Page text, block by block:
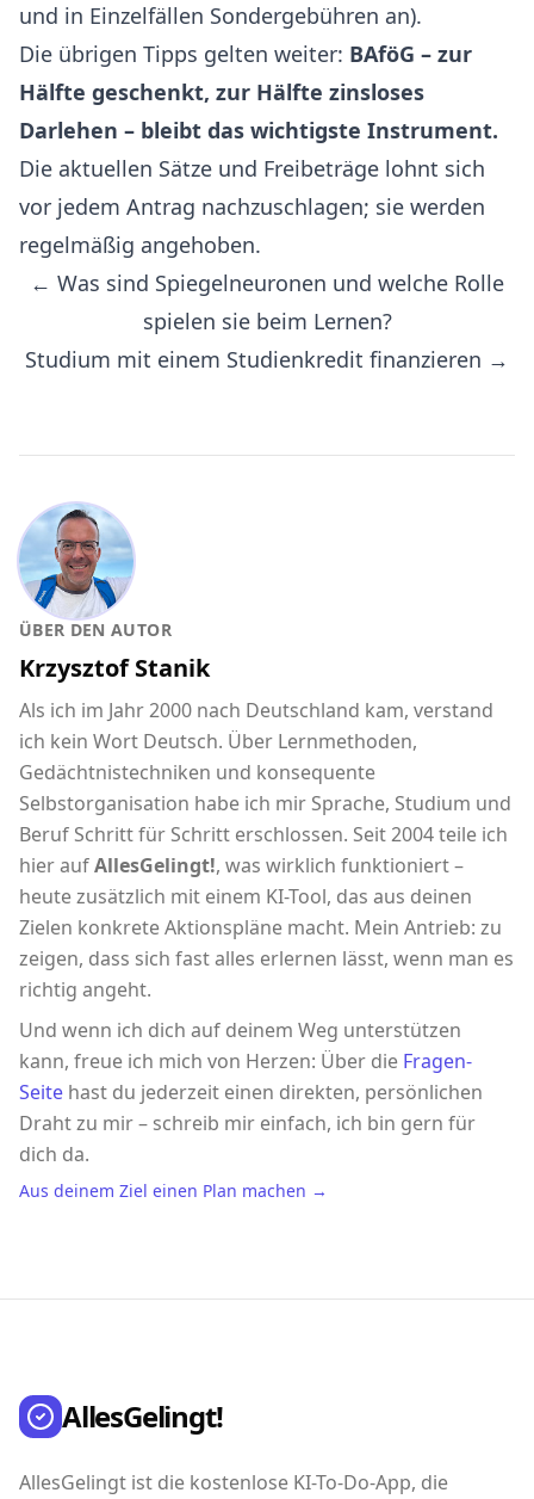
und in Einzelfällen Sondergebühren an).
Die übrigen Tipps gelten weiter: BAföG – zur
Hälfte geschenkt, zur Hälfte zinsloses
Darlehen – bleibt das wichtigste Instrument.
Die aktuellen Sätze und Freibeträge lohnt sich
vor jedem Antrag nachzuschlagen; sie werden
regelmäßig angehoben.
← Was sind Spiegelneuronen und welche Rolle
spielen sie beim Lernen?
Studium mit einem Studienkredit finanzieren →
ÜBER DEN AUTOR
Krzysztof Stanik
Als ich im Jahr 2000 nach Deutschland kam, verstand
ich kein Wort Deutsch. Über Lernmethoden,
Gedächtnistechniken und konsequente
Selbstorganisation habe ich mir Sprache, Studium und
Beruf Schritt für Schritt erschlossen. Seit 2004 teile ich
hier aufAllesGelingt!, was wirklich funktioniert –
heute zusätzlich mit einem KI-Tool, das aus deinen
Zielen konkrete Aktionspläne macht. Mein Antrieb: zu
zeigen, dass sich fast alles erlernen lässt, wenn man es
richtig angeht.
Und wenn ich dich auf deinem Weg unterstützen
kann, freue ich mich von Herzen: Über die Fragen-
Seite hast du jederzeit einen direkten, persönlichen
Draht zu mir – schreib mir einfach, ich bin gern für
dich da.
Aus deinem Ziel einen Plan machen →
AllesGelingt!
AllesGelingt ist die kostenlose KI-To-Do-App, die